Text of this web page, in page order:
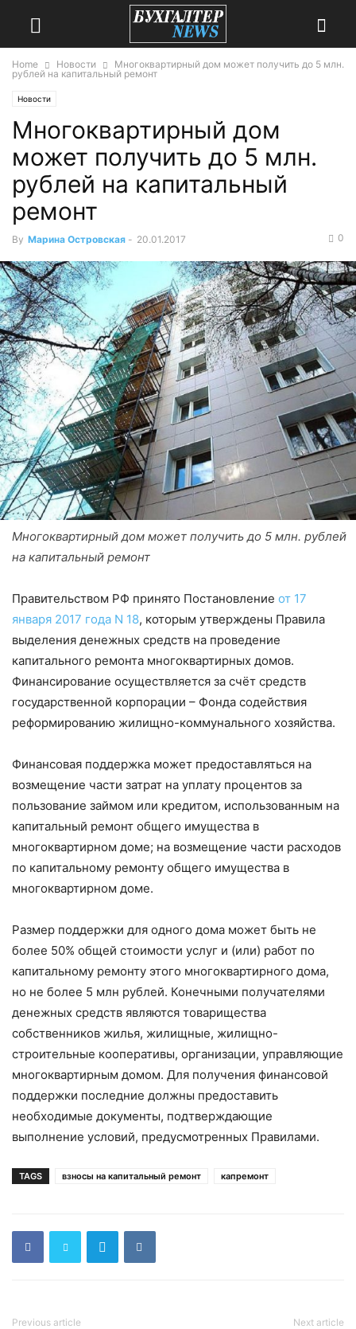
Home Новости
Многоквартирный дом может получить до 5 млн.
рублей на капитальный ремонт
Новости
Многоквартирный дом
может получить до 5 млн.
рублей на капитальный
ремонт
By Марина Островская - 20.01.2017 0
Многоквартирный дом может получить до 5 млн. рублей
на капитальный ремонт
Правительством РФ принято Постановление от 17
января 2017 года N 18, которым утверждены Правила
выделения денежных средств на проведение
капитального ремонта многоквартирных домов.
Финансирование осуществляется за счёт средств
государственной корпорации – Фонда содействия
реформированию жилищно-коммунального хозяйства.
Финансовая поддержка может предоставляться на
возмещение части затрат на уплату процентов за
пользование займом или кредитом, использованным на
капитальный ремонт общего имущества в
многоквартирном доме; на возмещение части расходов
по капитальному ремонту общего имущества в
многоквартирном доме.
Размер поддержки для одного дома может быть не
более 50% общей стоимости услуг и (или) работ по
капитальному ремонту этого многоквартирного дома,
но не более 5 млн рублей. Конечными получателями
денежных средств являются товарищества
собственников жилья, жилищные, жилищно-
строительные кооперативы, организации, управляющие
многоквартирным домом. Для получения финансовой
поддержки последние должны предоставить
необходимые документы, подтверждающие
выполнение условий, предусмотренных Правилами.
TAGS взносы на капитальный ремонт капремонт
Previous article Next article